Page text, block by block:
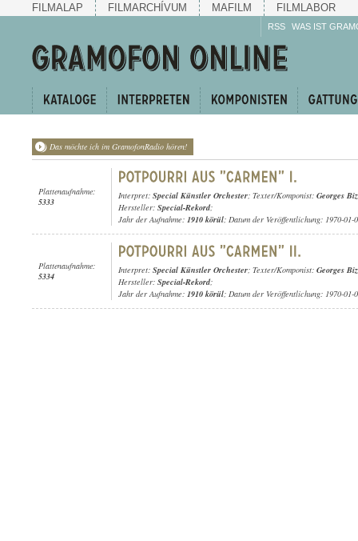
FILMALAP FILMARCHÍVUM MAFILM FILMLABOR
RSS WAS IST
Das möchte ich im GramofonRadio hören!
Plattenaufnahme:
5333
Interpret: Special Künstler Orchester; Texter/Komponist: Georges
Hersteller: Special-Rekord;
Jahr der Aufnahme: 1910 körül; Datum der Veröffentlichung: 1970-01-
Plattenaufnahme:
5334
Interpret: Special Künstler Orchester; Texter/Komponist: Georges
Hersteller: Special-Rekord;
Jahr der Aufnahme: 1910 körül; Datum der Veröffentlichung: 1970-01-